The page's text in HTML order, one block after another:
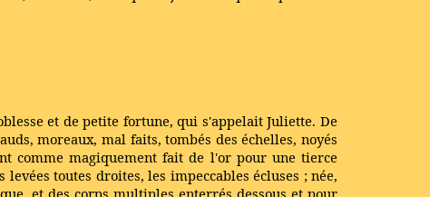
et de petite fortune, qui s'appelait Juliette. De
moreaux, mal faits, tombés des échelles, noyés
comme magiquement fait de l'or pour une tierce
toutes droites, les impeccables écluses ; née,
et des corps multiples enterrés dessous et pour